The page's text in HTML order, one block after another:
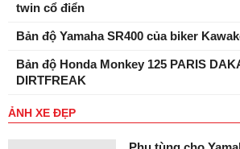
twin cổ điển
Bản độ Yamaha SR400 của biker
Bản độ Honda Monkey 125 PARIS
DIRTFREAK
ẢNH XE ĐẸP